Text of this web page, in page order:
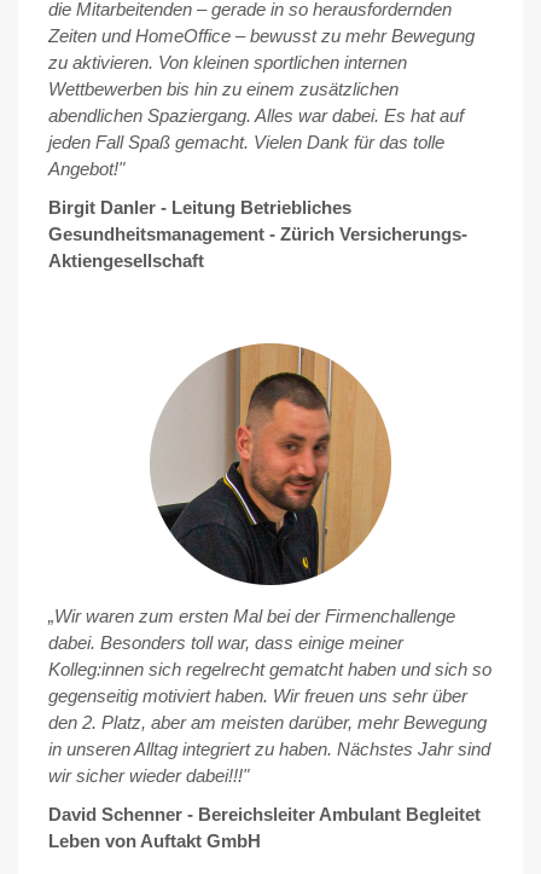
die Mitarbeitenden – gerade in so herausfordernden
Zeiten und HomeOffice – bewusst zu mehr Bewegung
zu aktivieren. Von kleinen sportlichen internen
Wettbewerben bis hin zu einem zusätzlichen
abendlichen Spaziergang. Alles war dabei. Es hat auf
jeden Fall Spaß gemacht. Vielen Dank für das tolle
Angebot!"
Birgit Danler - Leitung Betriebliches
Gesundheitsmanagement - Zürich Versicherungs-
Aktiengesellschaft
„Wir waren zum ersten Mal bei der Firmenchallenge
dabei. Besonders toll war, dass einige meiner
Kolleg:innen sich regelrecht gematcht haben und sich so
gegenseitig motiviert haben. Wir freuen uns sehr über
den 2. Platz, aber am meisten darüber, mehr Bewegung
in unseren Alltag integriert zu haben. Nächstes Jahr sind
wir sicher wieder dabei!!!"
David Schenner - Bereichsleiter Ambulant Begleitet
Leben von Auftakt GmbH